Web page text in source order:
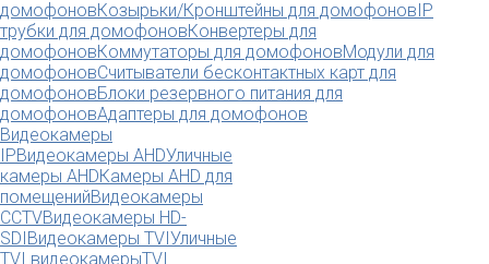
домофоновКозырьки/Кронштейны для домофоновIP
трубки для домофоновКонвертеры для
домофоновКоммутаторы для домофоновМодули для
домофоновСчитыватели бесконтактных карт для
домофоновБлоки резервного питания для
домофоновАдаптеры для домофонов
Видеокамеры
IPВидеокамеры AHDУличные
камеры AHDКамеры AHD для
помещенийВидеокамеры
CCTVВидеокамеры HD-
SDIВидеокамеры TVIУличные
TVI видеокамерыTVI